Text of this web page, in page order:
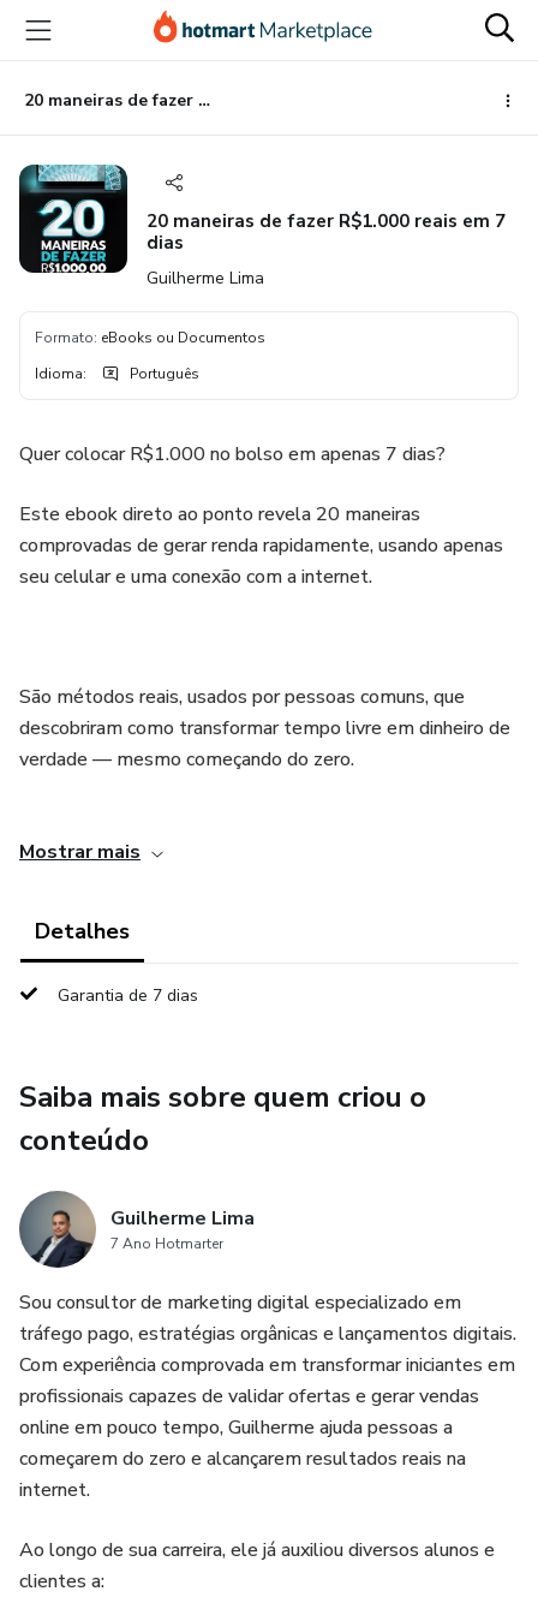
para
conteúdo
principal
para
pagamento
para
rodapé
20 maneiras de fazer R$1.000 reais em 7 dias
20 maneiras de fazer R$1.000 reais em 7
dias
Guilherme Lima
Formato: eBooks ou Documentos
Idioma: Português
Quer colocar R$1.000 no bolso em apenas 7 dias?
Este ebook direto ao ponto revela 20 maneiras
comprovadas de gerar renda rapidamente, usando apenas
seu celular e uma conexão com a internet.
São métodos reais, usados por pessoas comuns, que
descobriram como transformar tempo livre em dinheiro de
verdade — mesmo começando do zero.
tornar uma nova fonte de ganhos recorrentes.
⠀
20 maneiras pode mudar sua semana — e talvez, sua vida
financeira.
Mostrar mais
Detalhes
Garantia de 7 dias
Saiba mais sobre quem criou o
conteúdo
Guilherme Lima
7 Ano Hotmarter
Sou consultor de marketing digital especializado em
tráfego pago, estratégias orgânicas e lançamentos digitais.
Com experiência comprovada em transformar iniciantes em
profissionais capazes de validar ofertas e gerar vendas
online em pouco tempo, Guilherme ajuda pessoas a
começarem do zero e alcançarem resultados reais na
internet.
Ao longo de sua carreira, ele já auxiliou diversos alunos e
clientes a: